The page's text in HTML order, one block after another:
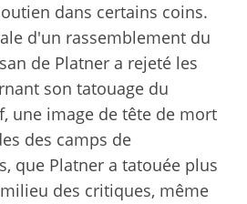
dans certains coins.
d'un rassemblement du
de Platner a rejeté les
son tatouage du
une image de tête de mort
des camps de
que Platner a tatouée plus
des critiques, même